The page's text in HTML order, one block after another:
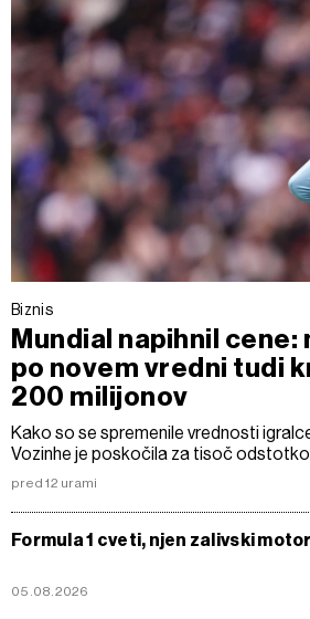
Biznis
Mundial napihnil cene:
po novem vredni tudi
200 milijonov
Kako so se spremenile vrednosti
Vozinhe je poskočila za tisoč
pred 12 urami
Formula 1 cveti, njen zalivski
05.08.2026